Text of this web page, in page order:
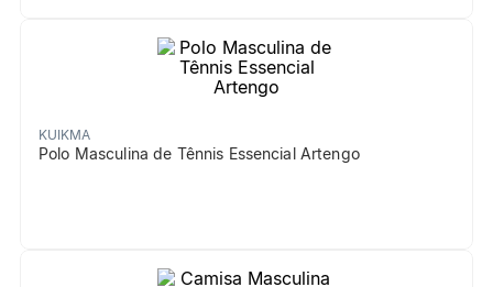
KUIKMA
Polo Masculina de Tênnis Essencial Artengo